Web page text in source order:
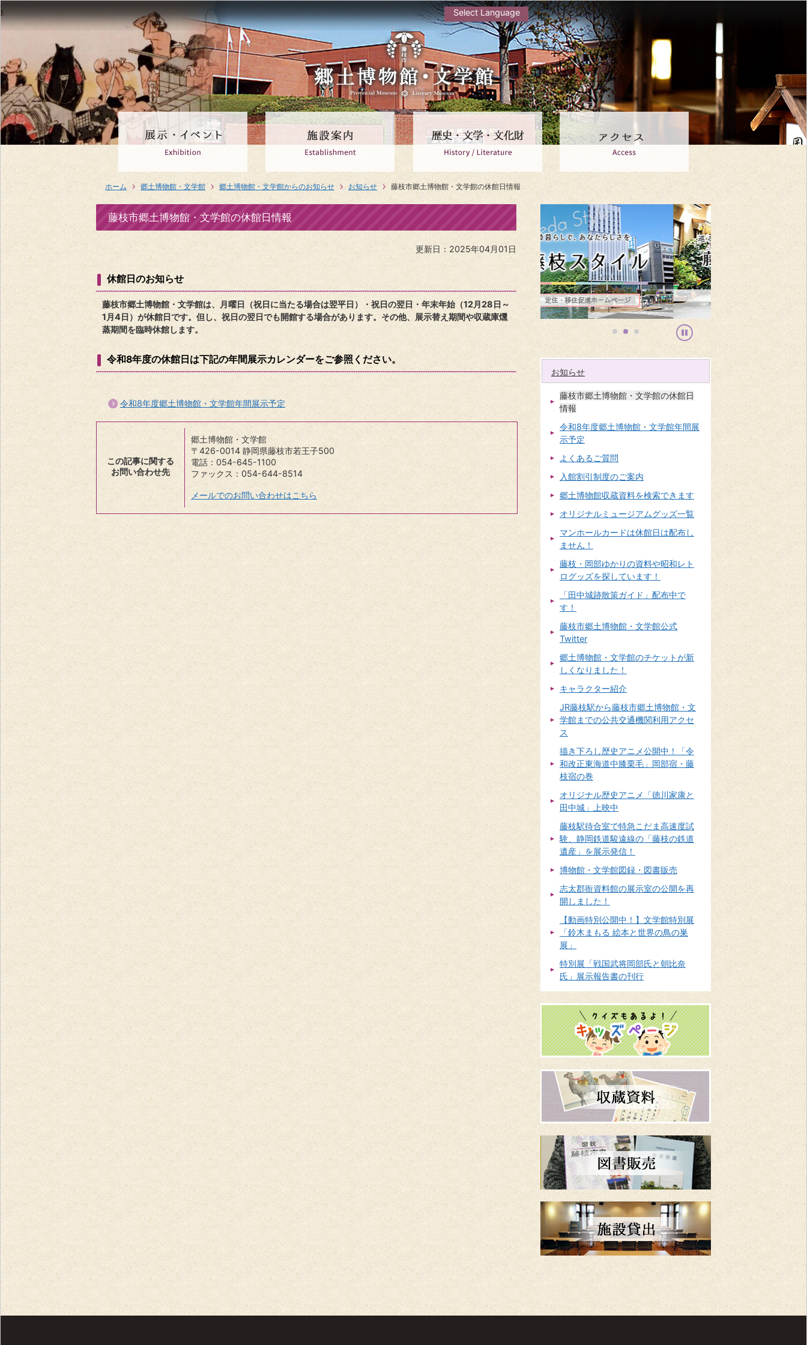
Select Language
ホーム 郷土博物館・文学館 郷土博物館・文学館からのお知らせ お知らせ 藤枝市郷土博物館・文学館の休館日情報
藤枝市郷土博物館・文学館の休館日情報
更新日：2025年04月01日
休館日のお知らせ
藤枝市郷土博物館・文学館は、月曜日（祝日に当たる場合は翌平日）・祝日の翌日・年末年始（12月28日～
1月4日）が休館日です。但し、祝日の翌日でも開館する場合があります。その他、展示替え期間や収蔵庫燻
蒸期間を臨時休館します。
令和8年度の休館日は下記の年間展示カレンダーをご参照ください。
令和8年度郷土博物館・文学館年間展示予定
この記事に関する
お問い合わせ先
郷土博物館・文学館
〒426-0014 静岡県藤枝市若王子500
電話：054-645-1100
ファックス：054-644-8514
メールでのお問い合わせはこちら
止
お知らせ
藤枝市郷土博物館・文学館の休館日
情報
令和8年度郷土博物館・文学館年間展
示予定
よくあるご質問
入館割引制度のご案内
郷土博物館収蔵資料を検索できます
オリジナルミュージアムグッズ一覧
マンホールカードは休館日は配布し
ません！
藤枝・岡部ゆかりの資料や昭和レト
ログッズを探しています！
「田中城跡散策ガイド」配布中で
す！
藤枝市郷土博物館・文学館公式
Twitter
郷土博物館・文学館のチケットが新
しくなりました！
キャラクター紹介
JR藤枝駅から藤枝市郷土博物館・文
学館までの公共交通機関利用アクセ
ス
描き下ろし歴史アニメ公開中！「令
和改正東海道中膝栗毛」岡部宿・藤
枝宿の巻
オリジナル歴史アニメ「徳川家康と
田中城」上映中
藤枝駅待合室で特急こだま高速度試
験、静岡鉄道駿遠線の「藤枝の鉄道
遺産」を展示発信！
博物館・文学館図録・図書販売
志太郡衙資料館の展示室の公開を再
開しました！
【動画特別公開中！】文学館特別展
「鈴木まもる 絵本と世界の鳥の巣
展」
特別展「戦国武将岡部氏と朝比奈
氏」展示報告書の刊行